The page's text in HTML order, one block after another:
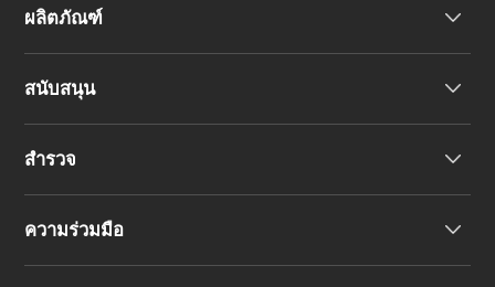
ผลิตภัณฑ์
สนับสนุน
สำรวจ
ความร่วมมือ